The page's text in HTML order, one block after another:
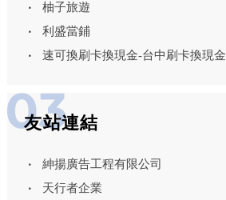
柚子旅遊
利盛當鋪
速可換刷卡換現金-台中刷卡換現金
友站連結
紳揚廣告工程有限公司
天行者企業